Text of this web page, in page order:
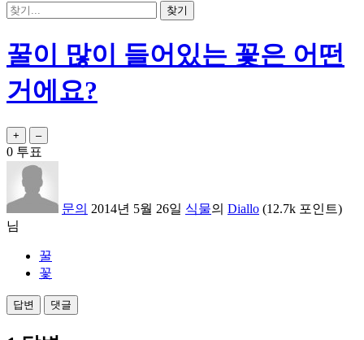
꿀이 많이 들어있는 꽃은 어떤
거에요?
0 투표
문의 2014년 5월 26일 식물의 Diallo (12.7k 포인트)
님
꿀
꽃